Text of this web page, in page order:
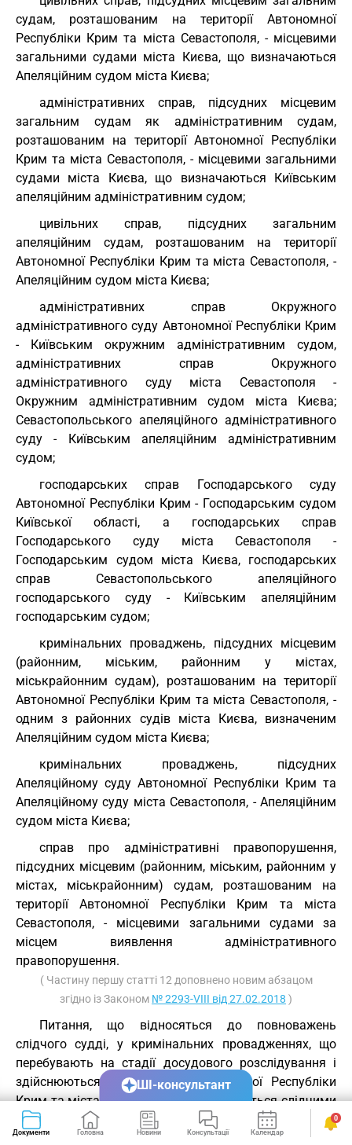
судам, розташованим на території Автономної
Республіки Крим та міста Севастополя, - місцевими
загальними судами міста Києва, що визначаються
Апеляційним судом міста Києва;
адміністративних справ, підсудних місцевим
загальним судам як адміністративним судам,
розташованим на території Автономної Республіки
Крим та міста Севастополя, - місцевими загальними
судами міста Києва, що визначаються Київським
апеляційним адміністративним судом;
цивільних справ, підсудних загальним
апеляційним судам, розташованим на території
Автономної Республіки Крим та міста Севастополя, -
Апеляційним судом міста Києва;
адміністративних справ Окружного
адміністративного суду Автономної Республіки Крим
- Київським окружним адміністративним судом,
адміністративних справ Окружного
адміністративного суду міста Севастополя -
Окружним адміністративним судом міста Києва;
Севастопольського апеляційного адміністративного
суду - Київським апеляційним адміністративним
судом;
господарських справ Господарського суду
Автономної Республіки Крим - Господарським судом
Київської області, а господарських справ
Господарського суду міста Севастополя -
Господарським судом міста Києва, господарських
справ Севастопольського апеляційного
господарського суду - Київським апеляційним
господарським судом;
кримінальних проваджень, підсудних місцевим
(районним, міським, районним у містах,
міськрайонним судам), розташованим на території
Автономної Республіки Крим та міста Севастополя, -
одним з районних судів міста Києва, визначеним
Апеляційним судом міста Києва;
кримінальних проваджень, підсудних
Апеляційному суду Автономної Республіки Крим та
Апеляційному суду міста Севастополя, - Апеляційним
судом міста Києва;
справ про адміністративні правопорушення,
підсудних місцевим (районним, міським, районним у
містах, міськрайонним) судам, розташованим на
території Автономної Республіки Крим та міста
Севастополя, - місцевими загальними судами за
місцем виявлення адміністративного
правопорушення.
( Частину першу статті 12 доповнено новим абзацом
згідно із Законом № 2293-VIII від 27.02.2018 )
Питання, що відносяться до повноважень
слідчого судді, у кримінальних провадженнях, що
перебувають на стадії досудового розслідування і
здійснюються на території Автономної Республіки
Крим та міста Севастополя, розглядаються слідчими
суддями районних судів міста Києва, визначеними
Апеляційним судом міста Києва.
Документи Головна Новини Консультації Календар Сервіси
0
ШІ-консультант